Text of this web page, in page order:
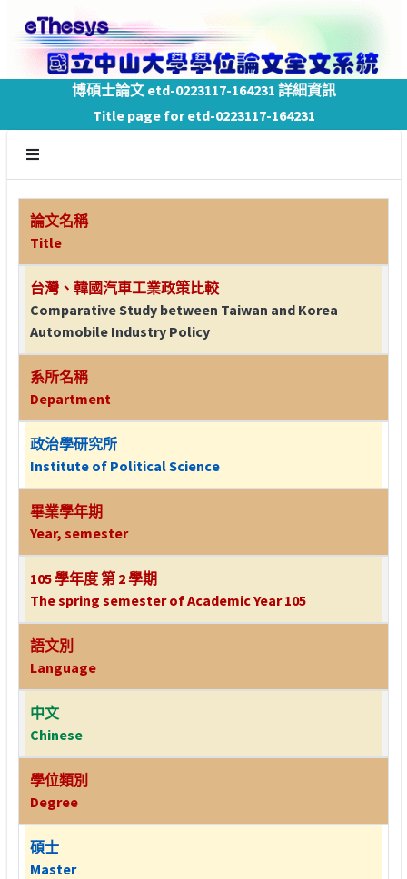
博碩士論文 etd-0223117-164231 詳細資訊
Title page for etd-0223117-164231
論文名稱
Title
台灣、韓國汽車工業政策比較
Comparative Study between Taiwan and Korea
Automobile Industry Policy
系所名稱
Department
政治學研究所
Institute of Political Science
畢業學年期
Year, semester
105 學年度 第 2 學期
The spring semester of Academic Year 105
語文別
Language
中文
Chinese
學位類別
Degree
碩士
Master